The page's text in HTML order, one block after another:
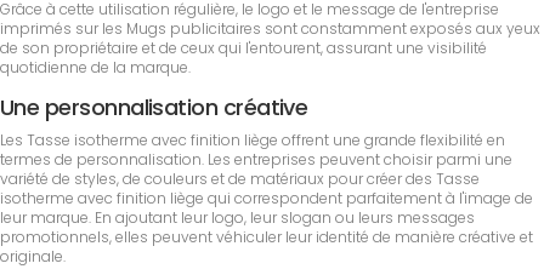
Grâce à cette utilisation régulière, le logo et le message de l'entreprise
imprimés sur les Mugs publicitaires sont constamment exposés aux yeux
de son propriétaire et de ceux qui l'entourent, assurant une visibilité
quotidienne de la marque.
Une personnalisation créative
Les Tasse isotherme avec finition liège offrent une grande flexibilité en
termes de personnalisation. Les entreprises peuvent choisir parmi une
variété de styles, de couleurs et de matériaux pour créer des Tasse
isotherme avec finition liège qui correspondent parfaitement à l'image de
leur marque. En ajoutant leur logo, leur slogan ou leurs messages
promotionnels, elles peuvent véhiculer leur identité de manière créative et
originale.